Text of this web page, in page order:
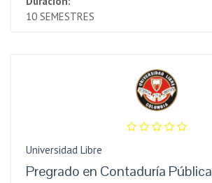
10 SEMESTRES
Universidad Libre
Pregrado en Contaduría Pública